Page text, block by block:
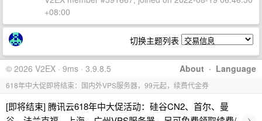
+08:00
切换主题列表
About · Language
© 2026 V2EX · 9ms · 3.9.8.5
618年中大促即将结束：国内外VPS服务器，99元起，续费代金券
[即将结束] 腾讯云618年中大促活动：硅谷CN2、首尔、曼